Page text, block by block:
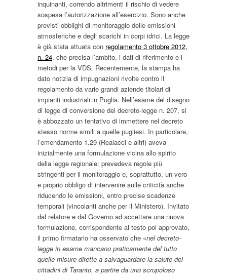
inquinanti, correndo altrimenti il rischio di vedere
sospesa l’autorizzazione all’esercizio. Sono anche
previsti obblighi di monitoraggio delle emissioni
atmosferiche e degli scarichi in corpi idrici. La legge
è già stata attuata con regolamento 3 ottobre 2012,
n. 24, che precisa l’ambito, i dati di riferimento e i
metodi per la VDS. Recentemente, la stampa ha
dato notizia di impugnazioni rivolte contro il
regolamento da varie grandi aziende titolari di
impianti industriali in Puglia. Nell’esame del disegno
di legge di conversione del decreto-legge n. 207, si
è abbozzato un tentativo di immettere nel decreto
stesso norme simili a quelle pugliesi. In particolare,
l’emendamento 1.29 (Realacci e altri) aveva
inizialmente una formulazione vicina allo spirito
della legge regionale: prevedeva regole più
stringenti per il monitoraggio e, soprattutto, un vero
e proprio obbligo di intervenire sulle criticità anche
riducendo le emissioni, entro precise scadenze
temporali (vincolanti anche per il Ministero). Invitato
dal relatore e dal Governo ad accettare una nuova
formulazione, corrispondente al testo poi approvato,
il primo firmatario ha osservato che «nel decreto-
legge in esame mancano praticamente del tutto
quelle misure dirette a salvaguardare la salute dei
cittadini di Taranto, a partire da uno scrupoloso